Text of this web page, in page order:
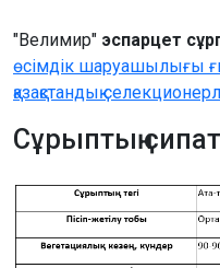
"Велимир" эспарцет
өсімдік шаруашылығы
қазақстандық
Сұрыптың